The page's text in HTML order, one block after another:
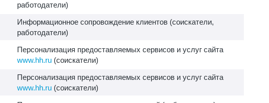
работодатели)
Информационное сопровождение клиентов (соискатели,
работодатели)
Персонализация предоставляемых сервисов и услуг сайта
www.hh.ru (соискатели)
Персонализация предоставляемых сервисов и услуг сайта
www.hh.ru (соискатели)